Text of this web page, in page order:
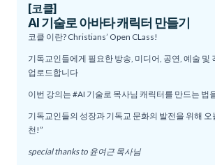
[코클]
AI 기술로 아바타 캐릭터 만들기
코클 이란? Christians’ Open CLass!
기독교인들에게 필요한 방송, 미디어, 공연, 예술 및
업로드합니다
이번 강의는 #AI 기술로 목사님 캐릭터를 만드는 법
기독교인들의 성장과 기독교 문화의 발전을 위해 오
천!”
special thanks to 윤여근 목사님